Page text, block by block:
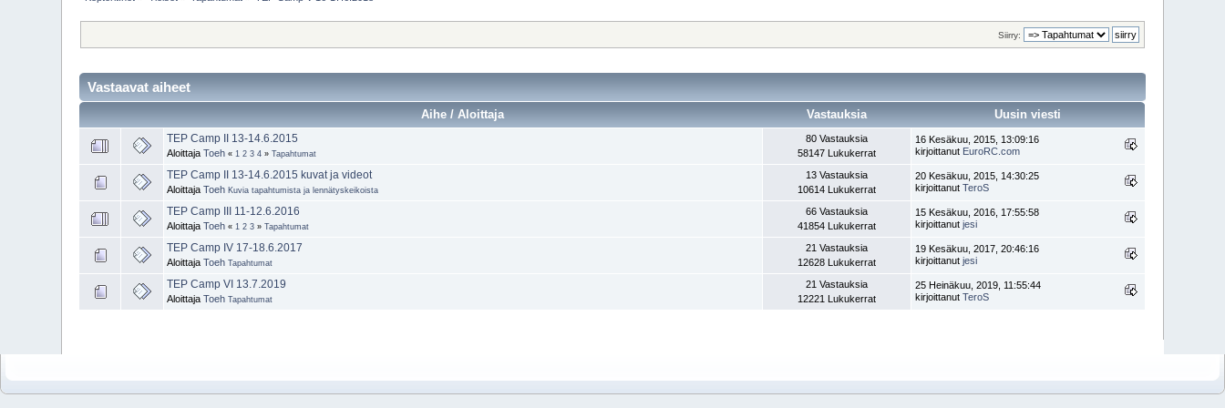
Siirry:
Vastaavat aiheet
Aihe / Aloittaja Vastauksia Uusin viesti
TEP Camp II 13-14.6.2015
AloittajaToeh «1 2 3 4 » Tapahtumat
80 Vastauksia
58147 Lukukerrat
16 Kesäkuu, 2015, 13:09:16
kirjoittanut EuroRC.com
TEP Camp II 13-14.6.2015 kuvat ja videot
AloittajaToeh Kuvia tapahtumista ja lennätyskeikoista
13 Vastauksia
10614 Lukukerrat
20 Kesäkuu, 2015, 14:30:25
kirjoittanutTeroS
TEP Camp III 11-12.6.2016
AloittajaToeh «1 2 3 » Tapahtumat
66 Vastauksia
41854 Lukukerrat
15 Kesäkuu, 2016, 17:55:58
kirjoittanutjesi
TEP Camp IV 17-18.6.2017
AloittajaToeh Tapahtumat
21 Vastauksia
12628 Lukukerrat
19 Kesäkuu, 2017, 20:46:16
kirjoittanutjesi
TEP Camp VI 13.7.2019
AloittajaToeh Tapahtumat
21 Vastauksia
12221 Lukukerrat
25 Heinäkuu, 2019, 11:55:44
kirjoittanutTeroS